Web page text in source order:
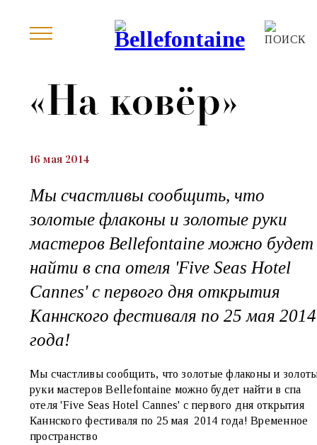
«На ковёр»
16 мая 2014
Мы счастливы сообщить, что
золотые флаконы и золотые руки
мастеров Bellefontaine можно будет
найти в спа отеля 'Five Seas Hotel
Cannes' с первого дня открытия
Каннского фестиваля по 25 мая 2014
года!
Мы счастливы сообщить, что золотые флаконы и
руки мастеровBellefontaine можно будет найти в спа
отеля 'Five Seas Hotel Cannes' с первого дня открытия
Каннского фестиваля по 25 мая 2014 года! Временное
пространство